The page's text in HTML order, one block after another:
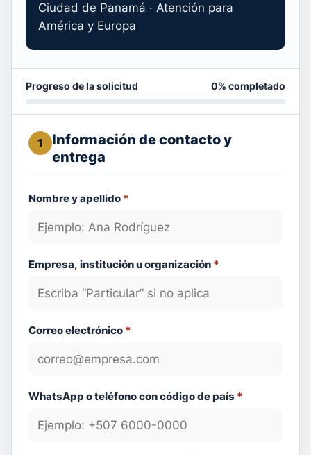
Ciudad de Panamá · Atención para
América y Europa
Progreso de la solicitud 0% completado
1
Información de contacto y
entrega
Nombre y apellido *
Empresa, institución u organización *
Correo electrónico *
WhatsApp o teléfono con código de país *